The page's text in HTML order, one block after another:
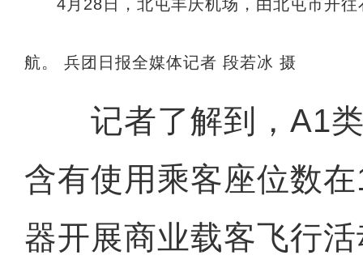
4月28日，北屯丰庆机场，由北屯市开
航。 兵团日报全媒体记者 段若冰 摄
记者了解到，A1类
含有使用乘客座位数
器开展商业载客飞行